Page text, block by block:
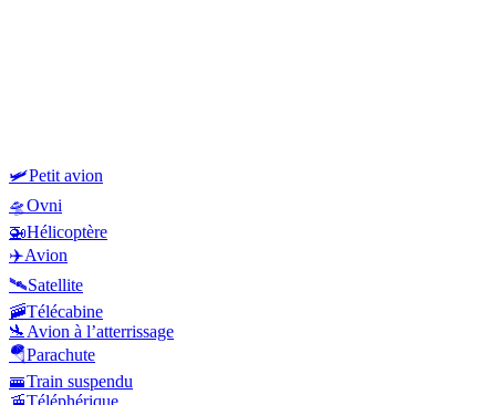
🛩️Petit avion
🛸Ovni
🚁Hélicoptère
✈️Avion
🛰️Satellite
🚠Télécabine
🛬 Avion à l’atterrissage
🪂Parachute
🚟Train suspendu
🚡Téléphérique